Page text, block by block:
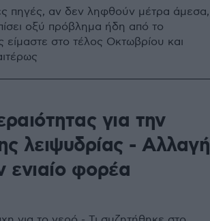
πηγές, αν δεν ληφθούν μέτρα άμεσα,
οξύ πρόβλημα ήδη από το
είμαστε στο τέλος Οκτωβρίου και
για την
λειψυδρίας - Αλλαγή
ενιαίο φορέα